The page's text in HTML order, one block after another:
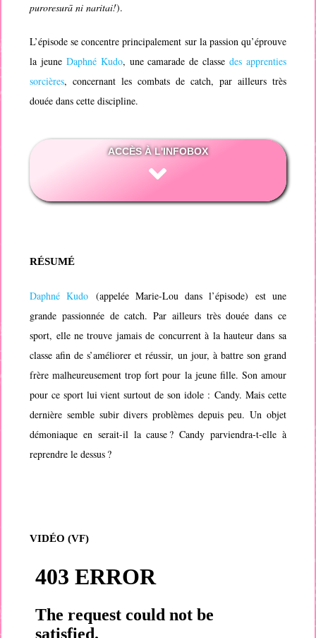
puroresurā ni naritai!).
L’épisode se concentre principalement sur la passion qu’éprouve
la jeune Daphné Kudo, une camarade de classe des apprenties
sorcières, concernant les combats de catch, par ailleurs très
douée dans cette discipline.
ACCÈS À L'INFOBOX
RÉSUMÉ
Daphné Kudo (appelée Marie-Lou dans l’épisode) est une
grande passionnée de catch. Par ailleurs très douée dans ce
sport, elle ne trouve jamais de concurrent à la hauteur dans sa
classe afin de s’améliorer et réussir, un jour, à battre son grand
frère malheureusement trop fort pour la jeune fille. Son amour
pour ce sport lui vient surtout de son idole : Candy. Mais cette
dernière semble subir divers problèmes depuis peu. Un objet
démoniaque en serait-il la cause ? Candy parviendra-t-elle à
reprendre le dessus ?
VIDÉO (VF)